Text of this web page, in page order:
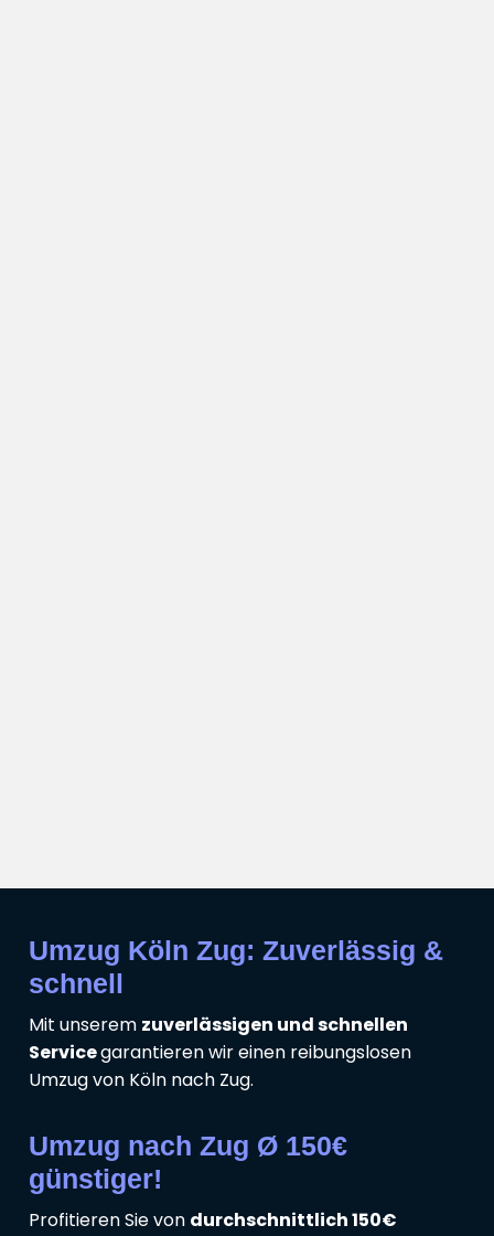
Umzug Köln Zug: Zuverlässig &
schnell
Mit unserem zuverlässigen und schnellen
Servicegarantieren wir einen reibungslosen
Umzug von Köln nach Zug.
Umzug nach Zug Ø 150€
günstiger!
Profitieren Sie von durchschnittlich 150€